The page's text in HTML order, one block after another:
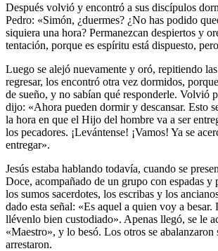
Después volvió y encontró a sus discípulos
Pedro: «Simón, ¿duermes? ¿No has podido
siquiera una hora? Permanezcan despiertos y
tentación, porque es espíritu está dispuesto,
Luego se alejó nuevamente y oró, repitiendo
regresar, los encontró otra vez dormidos,
de sueño, y no sabían qué responderle. Volvió
dijo: «Ahora pueden dormir y descansar. Esto
la hora en que el Hijo del hombre va a ser
los pecadores. ¡Levántense! ¡Vamos! Ya se
entregar».
Jesús estaba hablando todavía, cuando se
Doce, acompañado de un grupo con espadas y
los sumos sacerdotes, los escribas y los
dado esta señal: «Es aquel a quien voy a besar.
llévenlo bien custodiado». Apenas llegó, se le
«Maestro», y lo besó. Los otros se abalanzaron
arrestaron.